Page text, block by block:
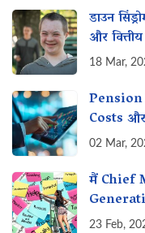
डाउन
और
18 Mar,
Pension
Costs
02 Mar,
मैं Chief
रोजगार के
23 Feb,